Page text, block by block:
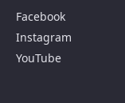
Facebook
Instagram
YouTube